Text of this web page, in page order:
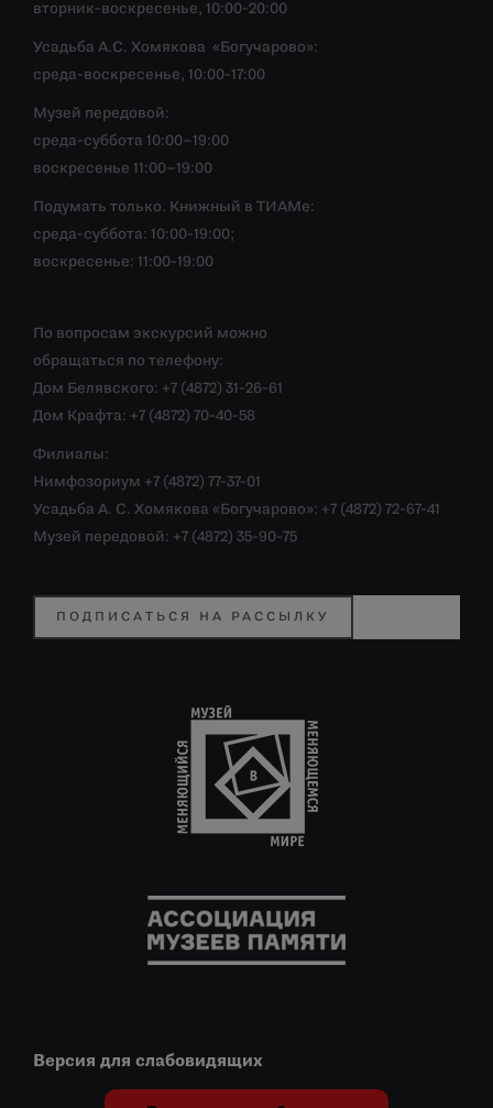
вторник-воскресенье, 10:00-20:00
Усадьба А.С. Хомякова «Богучарово»:
среда-воскресенье, 10:00-17:00
Музей передовой:
среда-суббота 10:00–19:00
воскресенье 11:00–19:00
Подумать только. Книжный в ТИАМе:
среда-суббота: 10:00-19:00;
воскресенье: 11:00-19:00
По вопросам экскурсий можно
обращаться по телефону:
Дом Белявского: +7 (4872) 31-26-61
Дом Крафта: +7 (4872) 70-40-58
Филиалы:
Нимфозориум +7 (4872) 77-37-01
Усадьба А. С. Хомякова «Богучарово»: +7 (4872) 72-67-41
Музей передовой: +7 (4872) 35-90-75
ПОДПИСАТЬСЯ НА РАССЫЛКУ
Версия для слабовидящих